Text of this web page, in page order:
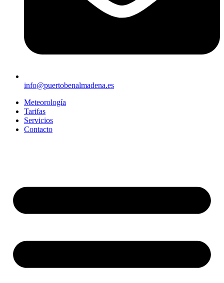
info@puertobenalmadena.es
Meteorología
Tarifas
Servicios
Contacto